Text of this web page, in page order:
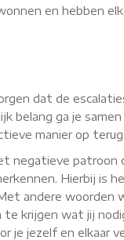
en hebben
dat de
belang ga je
manier op
negatieve patroon
Hierbij is
andere woorden
te krijgen wat jij
je jezelf en elkaar